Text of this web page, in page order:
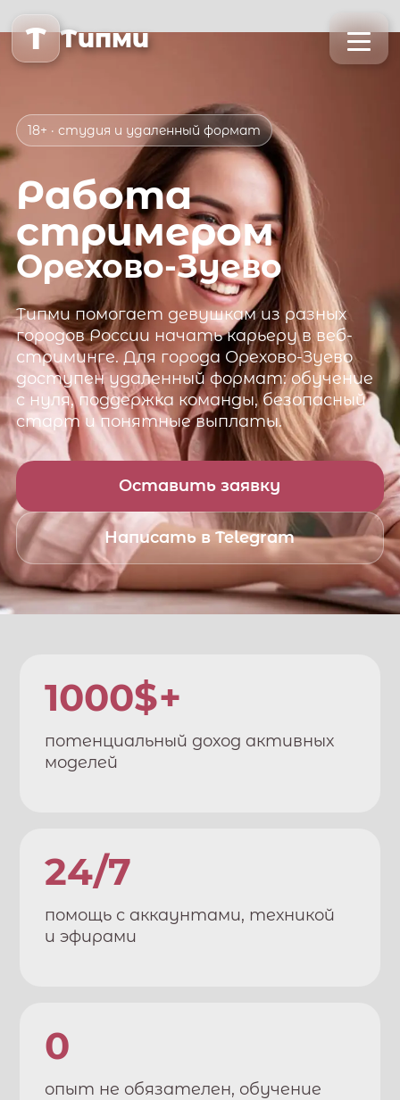
T Типми
18+ · студия и удаленный формат
Работа
стримером
Орехово-Зуево
Типмипомогает девушкам из разных
городов России начать карьеру в веб-
стриминге. Для города Орехово-Зуево
доступен удаленный формат: обучение
с нуля, поддержка команды, безопасный
старт и понятные выплаты.
Оставить заявку
Написать в Telegram
1000$+
потенциальный доход активных
моделей
24/7
помощь с аккаунтами, техникой
и эфирами
0
опыт не обязателен, обучение